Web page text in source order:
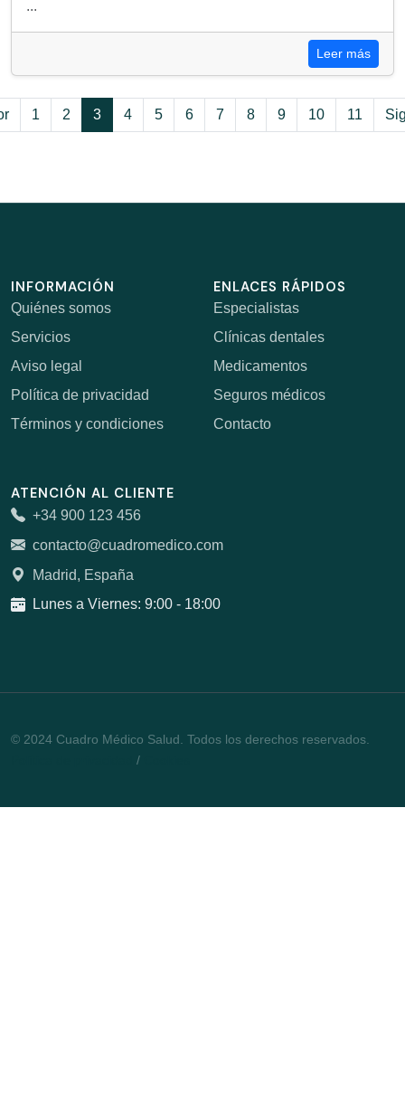
...
Leer más
1 2 3 4 5 6 7 8 9 10 11
INFORMACIÓN
Quiénes somos
Servicios
Aviso legal
Política de privacidad
Términos y condiciones
ENLACES RÁPIDOS
Especialistas
Clínicas dentales
Medicamentos
Seguros médicos
Contacto
ATENCIÓN AL CLIENTE
+34 900 123 456
contacto@cuadromedico.com
Madrid, España
Lunes a Viernes: 9:00 - 18:00
© 2024 Cuadro Médico Salud. Todos los derechos reservados.
/